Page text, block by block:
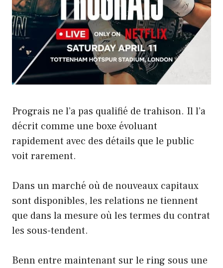
Prograis ne l’a pas qualifié de trahison. Il l’a
décrit comme une boxe évoluant
rapidement avec des détails que le public
voit rarement.
Dans un marché où de nouveaux capitaux
sont disponibles, les relations ne tiennent
que dans la mesure où les termes du contrat
les sous-tendent.
Benn entre maintenant sur le ring sous une